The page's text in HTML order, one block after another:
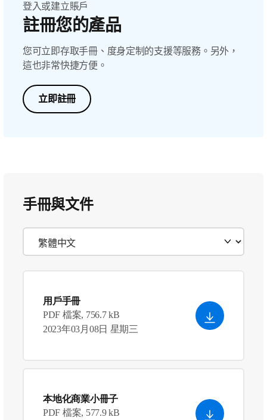
登入或建立賬戶
註冊您的產品
您可立即存取手冊、度身定制的支援等服務。另外，
這也非常快捷方便。
立即註冊
手冊與文件
用戶手冊
PDF 檔案, 756.7 kB
2023年03月08日 星期三
本地化商業小冊子
PDF 檔案, 577.9 kB